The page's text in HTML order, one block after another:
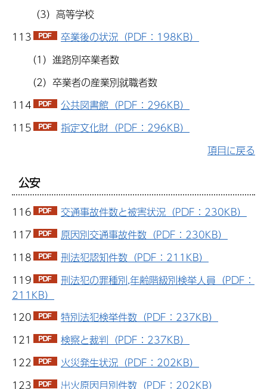
（3）高等学校
113
卒業後の状況（PDF：198KB）
（1）進路別卒業者数
（2）卒業者の産業別就職者数
114
公共図書館（PDF：296KB）
115
指定文化財（PDF：296KB）
項目に戻る
公安
116
交通事故件数と被害状況（PDF：230KB）
117
原因別交通事故件数（PDF：230KB）
118
刑法犯認知件数（PDF：211KB）
119
刑法犯の罪種別,年齢階級別検挙人員（PDF：
211KB）
120
特別法犯検挙件数（PDF：237KB）
121
検察と裁判（PDF：237KB）
122
火災発生状況（PDF：202KB）
123
出火原因月別件数（PDF：202KB）